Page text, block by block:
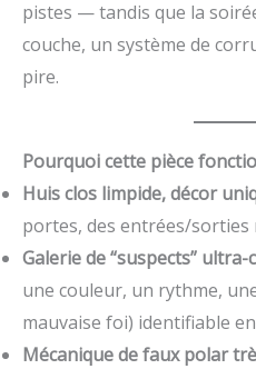
pistes — tandis que la
couche, un système de
pire.
Pourquoi cette pièce
Huis clos limpide, décor
portes, des entrées/sorties
Galerie de “suspects”
une couleur, un rythme,
mauvaise foi) identifiable
Mécanique de faux polar